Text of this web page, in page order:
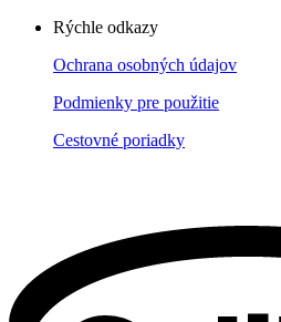
Rýchle odkazy
Ochrana osobných údajov
Podmienky pre použitie
Cestovné poriadky